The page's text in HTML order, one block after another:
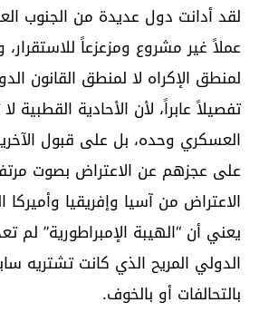
لقد أدانت دول عديدة من الجنوب
عملاً غير مشروع ومزعزعاً للاستقرار،
لمنطق الإكراه لا لمنطق القانون
تفصيلاً عابراً، لأن الأحادية
العسكري وحده، بل على قبول
على عجزهم عن الاعتراض بصوت
الاعتراض من آسيا وإفريقيا وأميركا
يعني أن “الهيبة الإمبراطورية” لم
الدولي المريح الذي كانت تشتريه
بالتحالفات أو بالخوف.